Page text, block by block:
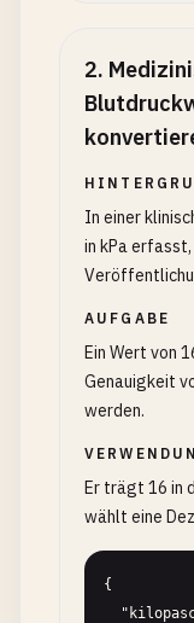
2.
In einer
in kPa
AUFGABE
Ein Wert von
Genauigkeit
werden.
Er trägt 16 in
wählt eine
{